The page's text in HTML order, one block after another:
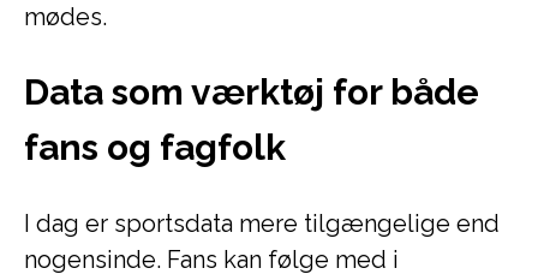
mødes.
Data som værktøj for både
fans og fagfolk
I dag er sportsdata mere tilgængelige end
nogensinde. Fans kan følge med i